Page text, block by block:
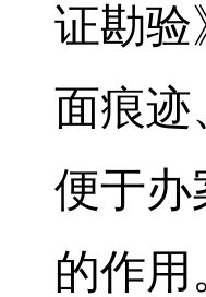
证勘验
面痕迹
便于办
的作